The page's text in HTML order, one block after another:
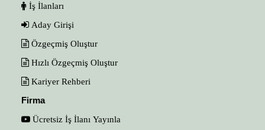
İş İlanları
Aday Girişi
Özgeçmiş Oluştur
Hızlı Özgeçmiş Oluştur
Kariyer Rehberi
Firma
Ücretsiz İş İlanı Yayınla